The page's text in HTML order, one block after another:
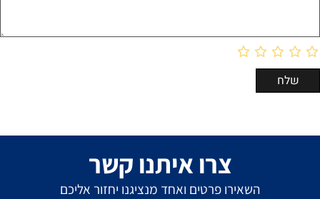
צרו איתנו קשר
השאירו פרטים ואחד מנציגנו יחזור אליכם